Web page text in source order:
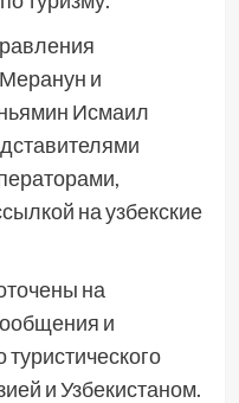
и
Исмаил
на узбекские
на
и
и Узбекистаном.